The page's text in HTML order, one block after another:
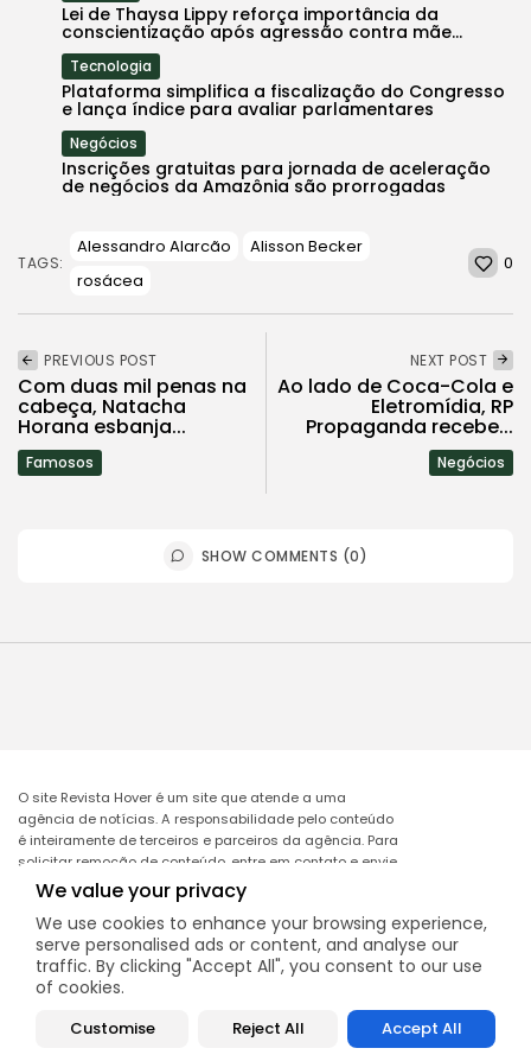
We value your privacy
We use cookies to enhance your browsing experience,
serve personalised ads or content, and analyse our
traffic. By clicking "Accept All", you consent to our use
of cookies.
Customise Reject All Accept All
Lei de Thaysa Lippy reforça importância da
conscientização após agressão contra mãe...
Tecnologia
Plataforma simplifica a fiscalização do Congresso
e lança índice para avaliar parlamentares
Negócios
Inscrições gratuitas para jornada de aceleração
de negócios da Amazônia são prorrogadas
TAGS:
Alessandro Alarcão
Alisson Becker
rosácea
0
PREVIOUS POST
Com duas mil penas na
cabeça, Natacha
Horana esbanja...
Famosos
NEXT POST
Ao lado de Coca-Cola e
Eletromídia, RP
Propaganda recebe...
Negócios
SHOW COMMENTS (0)
O site Revista Hover é um site que atende a uma
agência de notícias. A responsabilidade pelo conteúdo
é inteiramente de terceiros e parceiros da agência. Para
solicitar remoção de conteúdo, entre em contato e envie
o link da matéria a ser excluída no e-mail:
remocao@mcomglobal.com